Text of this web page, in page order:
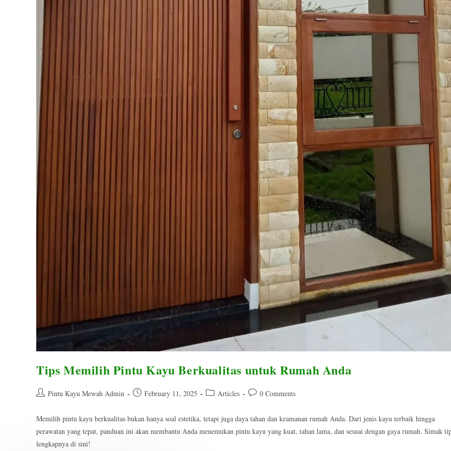
Tips Memilih Pintu Kayu Berkualitas untuk Rumah Anda
Post Pintu Kayu Mewah Admin
Post February 11, 2025
Post Articles
Post 0 Comments
Memilih pintu kayu berkualitas bukan hanya soal estetika, tetapi juga daya tahan dan keamanan rumah Anda. Dari jenis kayu terbaik hingga
perawatan yang tepat, panduan ini akan membantu Anda menemukan pintu kayu yang kuat, tahan lama, dan sesuai dengan gaya rumah. Simak
lengkapnya di sini!